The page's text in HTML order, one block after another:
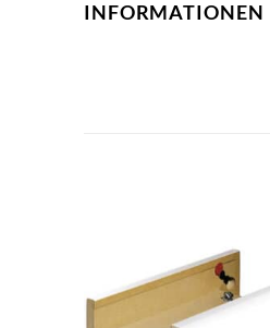
INFORMATIONEN